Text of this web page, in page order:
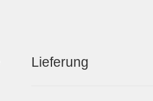
Lieferung